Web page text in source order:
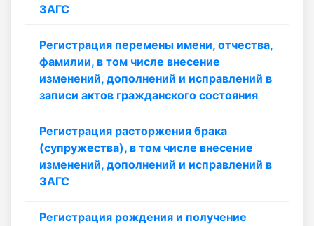
ЗАГС
Регистрация перемены имени, отчества,
фамилии, в том числе внесение
изменений, дополнений и исправлений в
записи актов гражданского состояния
Регистрация расторжения брака
(супружества), в том числе внесение
изменений, дополнений и исправлений в
ЗАГС
Регистрация рождения и получение